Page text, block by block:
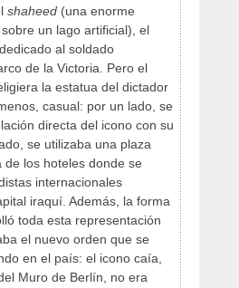
shaheed (una enorme
un lago artificial), el
al soldado
de la Victoria. Pero el
la estatua del dictador
casual: por un lado, se
directa del icono con su
se utilizaba una plaza
de los hoteles donde se
internacionales
iraquí. Además, la forma
toda esta representación
el nuevo orden que se
en el país: el icono caía,
Muro de Berlín, no era